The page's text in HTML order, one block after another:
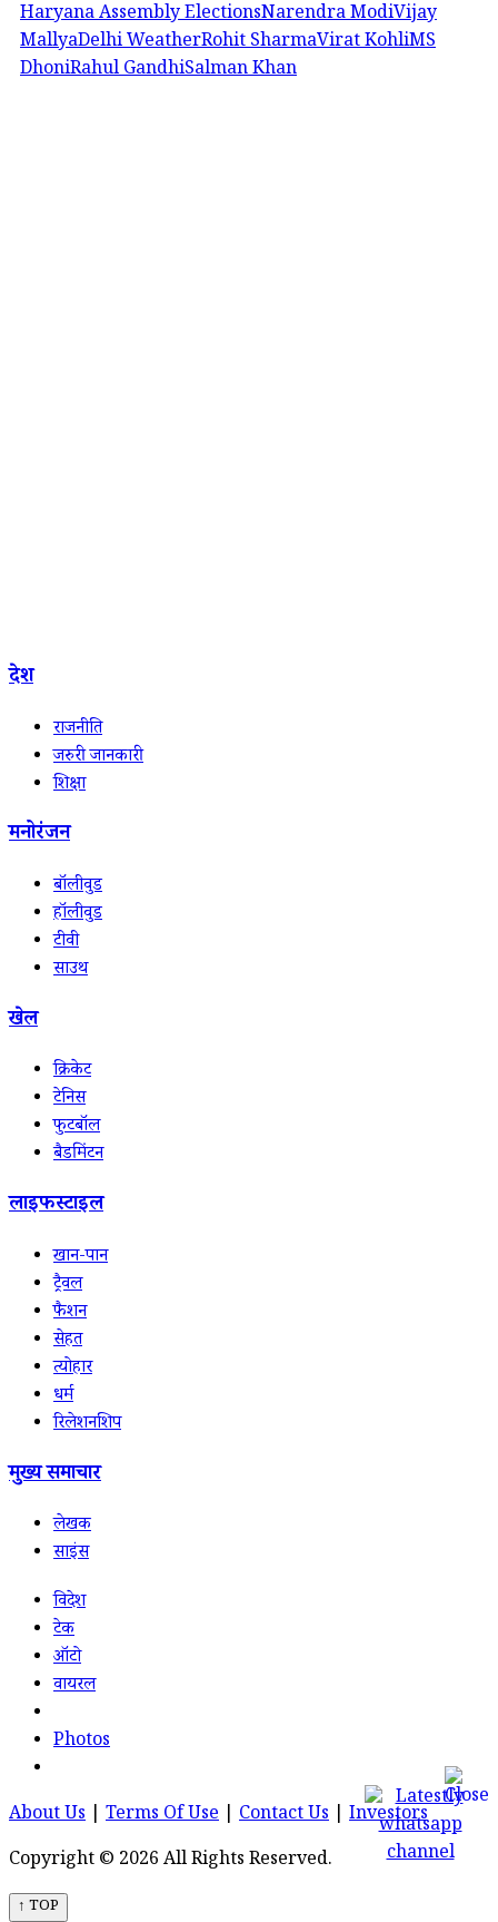
Haryana Assembly ElectionsNarendra ModiVijay
MallyaDelhi WeatherRohit SharmaVirat KohliMS
DhoniRahul GandhiSalman Khan
देश
राजनीति
जरुरी जानकारी
शिक्षा
मनोरंजन
बॉलीवुड
हॉलीवुड
टीवी
साउथ
खेल
क्रिकेट
टेनिस
फुटबॉल
बैडमिंटन
लाइफस्टाइल
खान-पान
ट्रैवल
फैशन
सेहत
त्योहार
धर्म
रिलेशनशिप
मुख्य समाचार
लेखक
साइंस
विदेश
टेक
ऑटो
वायरल
Photos
About Us Terms Of Use Contact Us
Investors
Copyright © 2026 All Rights Reserved.
↑ TOP